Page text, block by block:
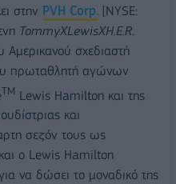
στην PVH Corp. [NYSE:
TommyXLewisXH.E.R.
σχεδιαστή
πρωταθλητή αγώνων
TM Lewis Hamilton και της
και
σεζόν τους ως
ο Lewis Hamilton
να δώσει το μοναδικό της